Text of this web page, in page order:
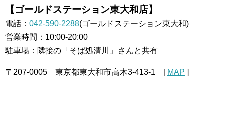
【ゴールドステーション東大和店】
電話： 042-590-2288(ゴールドステーション東大和)
営業時間：10:00-20:00
駐車場：隣接の「そば処清川」さんと共有
〒207-0005 東京都東大和市高木3-413-1 [ MAP ]